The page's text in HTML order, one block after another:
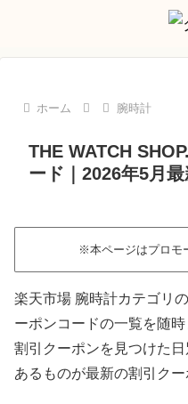
ホーム 腕時計
THE WATCH
ード｜2026年5月
※本ページはプロモ
楽天市場 腕時計カテゴリ
ーポンコードの一覧を随時
割引クーポンを見つけた
あるものが最新の割引クー